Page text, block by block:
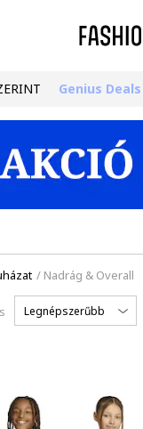
Genius Deals
/ Nadrág & Overall
Legnépszerűbb